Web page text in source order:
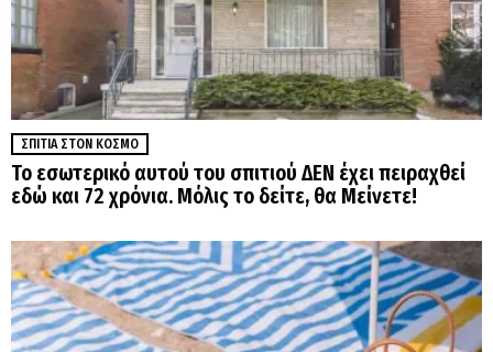
ΣΠΊΤΙΑ ΣΤΟΝ ΚΌΣΜΟ
Το εσωτερικό αυτού του σπιτιού ΔΕΝ έχει πειραχθεί
εδώ και 72 χρόνια. Μόλις το δείτε, θα Μείνετε!